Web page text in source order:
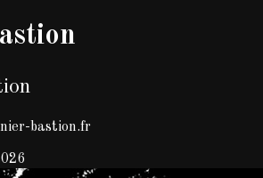
bastion.fr